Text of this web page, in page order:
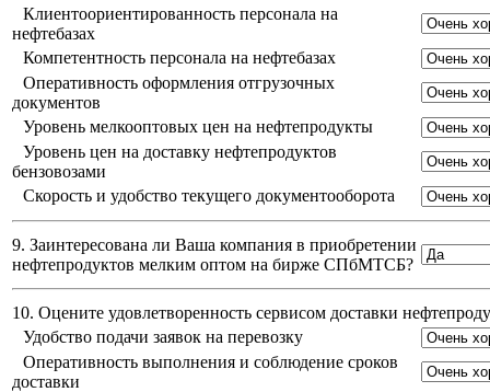
Клиентоориентированность персонала на
нефтебазах
Компетентность персонала на нефтебазах
Оперативность оформления отгрузочных
документов
Уровень мелкооптовых цен на нефтепродукты
Уровень цен на доставку нефтепродуктов
бензовозами
Скорость и удобство текущего документооборота
9. Заинтересована ли Ваша компания в приобретении
нефтепродуктов мелким оптом на бирже СПбМТСБ?
10. Оцените удовлетворенность сервисом доставки
Удобство подачи заявок на перевозку
Оперативность выполнения и соблюдение сроков
доставки